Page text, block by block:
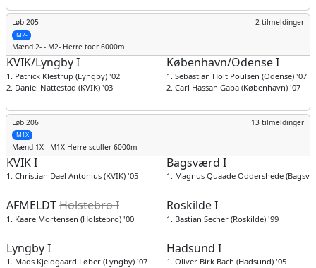
Løb 205 2 tilmeldinger
M2-
Mænd 2- - M2- Herre toer 6000m
KVIK/Lyngby I
1. Patrick Klestrup (Lyngby) '02
2. Daniel Nattestad (KVIK) '03
København/Odense I
1. Sebastian Holt Poulsen (Odense) '07
2. Carl Hassan Gaba (København) '07
Løb 206 13 tilmeldinger
M1X
Mænd 1X - M1X Herre sculler 6000m
KVIK I
1. Christian Dael Antonius (KVIK) '05
Bagsværd I
1. Magnus Quaade Oddershede
AFMELDTHolstebro I
1. Kaare Mortensen (Holstebro) '00
Roskilde I
1. Bastian Secher (Roskilde) '99
Lyngby I
1. Mads Kjeldgaard Løber (Lyngby) '07
Hadsund I
1. Oliver Birk Bach (Hadsund) '05